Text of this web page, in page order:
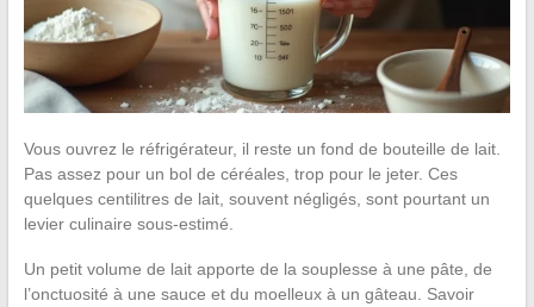
Vous ouvrez le réfrigérateur, il reste un fond de bouteille de lait.
Pas assez pour un bol de céréales, trop pour le jeter. Ces
quelques centilitres de lait, souvent négligés, sont pourtant un
levier culinaire sous-estimé.
Un petit volume de lait apporte de la souplesse à une pâte, de
l’onctuosité à une sauce et du moelleux à un gâteau. Savoir